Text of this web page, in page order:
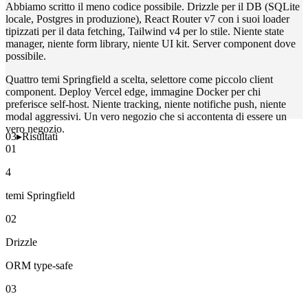
Abbiamo scritto il meno codice possibile. Drizzle per il DB (SQLite
locale, Postgres in produzione), React Router v7 con i suoi loader
tipizzati per il data fetching, Tailwind v4 per lo stile. Niente state
manager, niente form library, niente UI kit. Server component dove
possibile.
Quattro temi Springfield a scelta, selettore come piccolo client
component. Deploy Vercel edge, immagine Docker per chi
preferisce self-host. Niente tracking, niente notifiche push, niente
modal aggressivi. Un vero negozio che si accontenta di essere un
vero negozio.
03▸Risultati
01
4
temi Springfield
02
Drizzle
ORM type-safe
03